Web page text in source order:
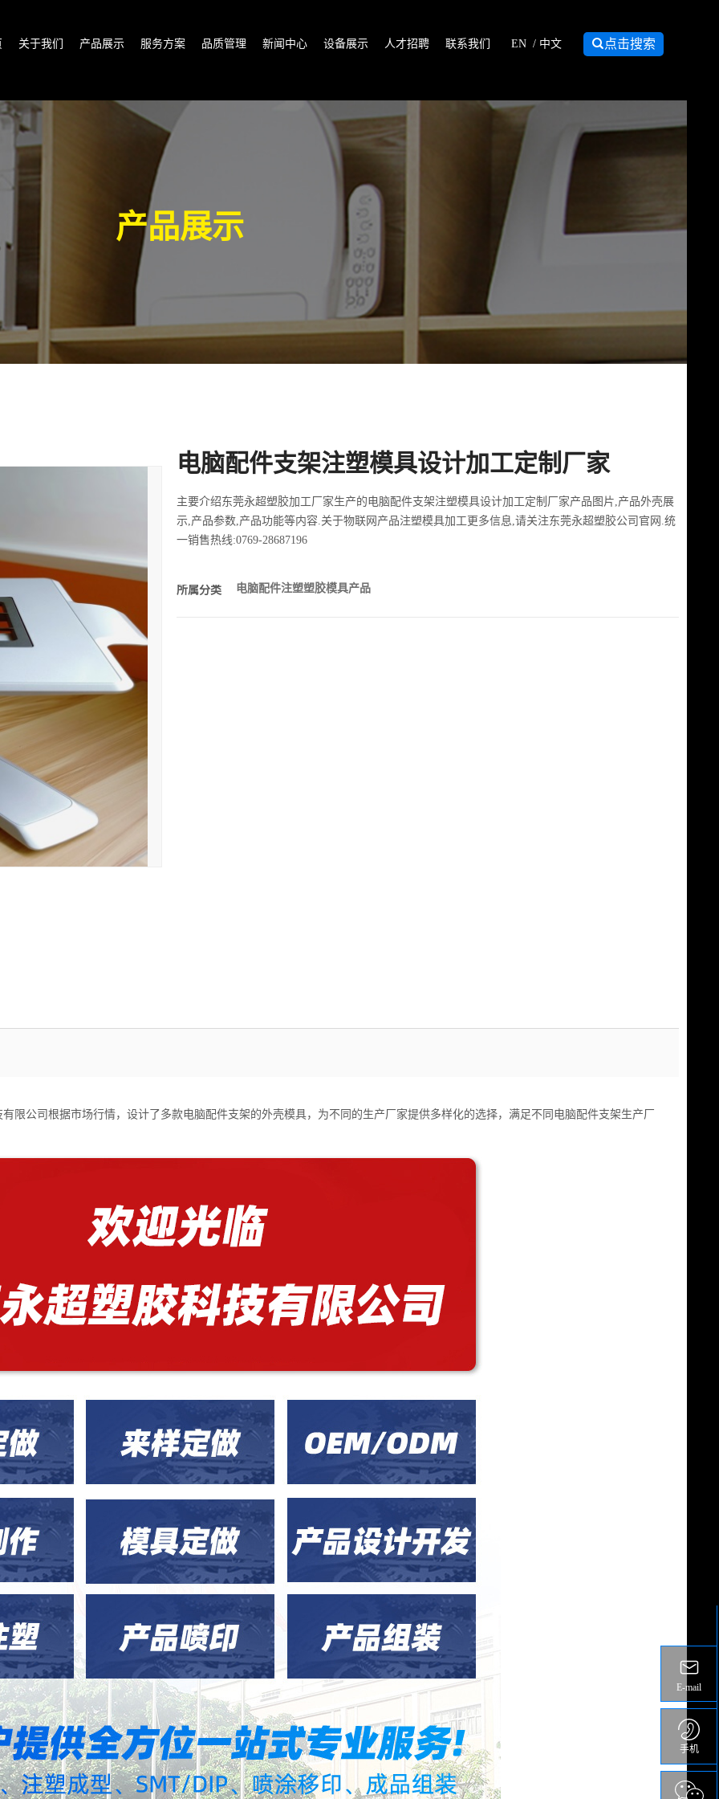
关于我们 产品展示 服务方案 品质管理 新闻中心 设备展示 人才招聘 联系我们 EN/ 中文 点击搜索
产品展示
电脑配件支架注塑模具设计加工定制厂家
主要介绍东莞永超塑胶加工厂家生产的电脑配件支架注塑模具设计加工定制厂家产品图片,产品外壳展
示,产品参数,产品功能等内容.关于物联网产品注塑模具加工更多信息,请关注东莞永超塑胶公司官网.统
一销售热线:0769-28687196
所属分类 电脑配件注塑塑胶模具产品
限公司根据市场行情，设计了多款电脑配件支架的外壳模具，为不同的生产厂家提供多样化的选择，满足不同电脑配件支架生产厂
E-mail
手机